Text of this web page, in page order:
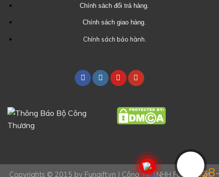
Chính sách đổi trả hàng.
Chính sách giao hàng.
Chính sách bảo hành.
Copyrights © 2015 by Fungift.vn | Công Ty TNHH Fungift Việt